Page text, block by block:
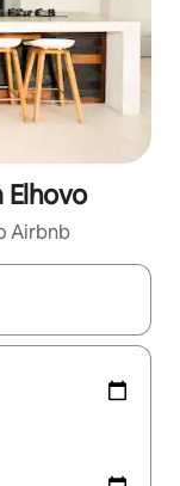
Airbnb
explore-os